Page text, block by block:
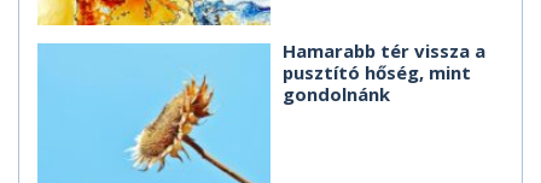
Hamarabb tér vissza a
pusztító hőség, mint
gondolnánk